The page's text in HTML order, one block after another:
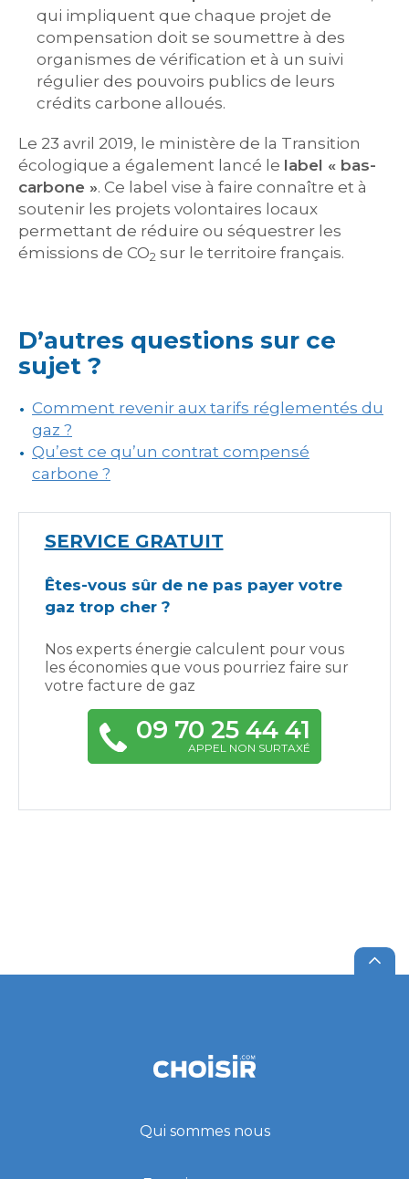
qui impliquent que chaque projet de
compensation doit se soumettre à des
organismes de vérification et à un suivi
régulier des pouvoirs publics de leurs
crédits carbone alloués.
Le 23 avril 2019, le ministère de la Transition
écologique a également lancé le label « bas-
carbone ». Ce label vise à faire connaître et à
soutenir les projets volontaires locaux
permettant de réduire ou séquestrer les
émissions de CO2 sur le territoire français.
D’autres questions sur ce
sujet ?
Comment revenir aux tarifs réglementés du
gaz ?
Qu’est ce qu’un contrat compensé
carbone ?
SERVICE GRATUIT
Êtes-vous sûr de ne pas payer votre
gaz trop cher ?
Nos experts énergie calculent pour vous
les économies que vous pourriez faire sur
votre facture de gaz
09 70 25 44 41
APPEL NON SURTAXÉ
Qui sommes nous